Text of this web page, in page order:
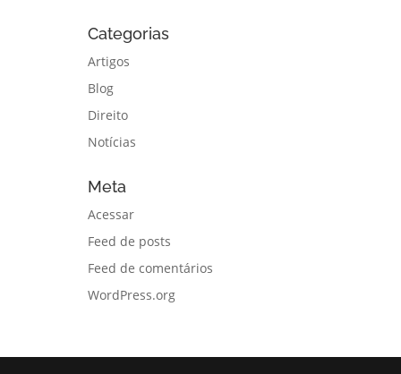
Categorias
Artigos
Blog
Direito
Notícias
Meta
Acessar
Feed de posts
Feed de comentários
WordPress.org